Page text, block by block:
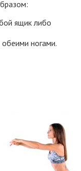
ящик либо
ногами.